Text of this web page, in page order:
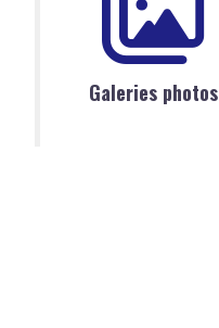
Galeries photos